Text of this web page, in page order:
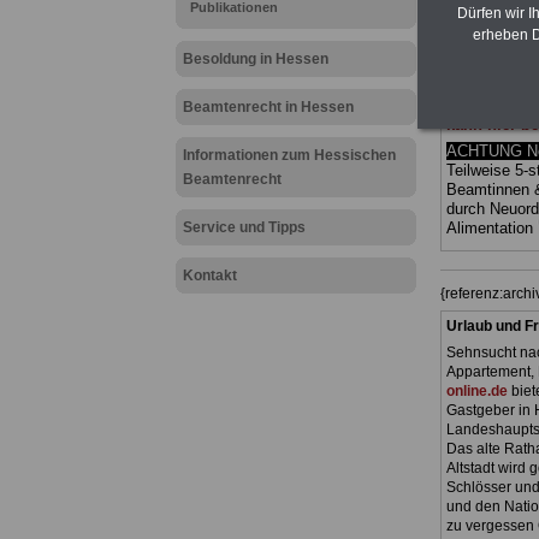
Publikationen
Besoldung in Hessen
Beamtenrecht in Hessen
Informationen zum Hessischen
Beamtenrecht
Service und Tipps
Kontakt
(Bund/
Ländern.
kann hier
ACHTUNG
Teilweise 5-
Beamtinnen
durch
Alimentation
Urlaub und
Sehnsucht
Appartement,
online.de
Gastgeber in
Das alte
Altstadt wird
Schlösser
und den
zu vergessen
Dürfen wir
erheben